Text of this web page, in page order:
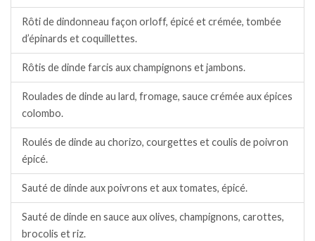
Rôti de dindonneau façon orloff, épicé et crémée, tombée
d’épinards et coquillettes.
Rôtis de dinde farcis aux champignons et jambons.
Roulades de dinde au lard, fromage, sauce crémée aux épices
colombo.
Roulés de dinde au chorizo, courgettes et coulis de poivron
épicé.
Sauté de dinde aux poivrons et aux tomates, épicé.
Sauté de dinde en sauce aux olives, champignons, carottes,
brocolis et riz.